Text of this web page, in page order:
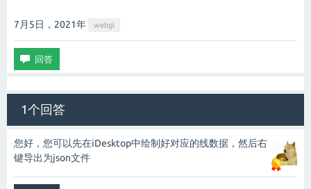
7月5日，2021年 webgl
1个回答
您好，您可以先在iDesktop中绘制好对应的线数据，然后右
键导出为json文件